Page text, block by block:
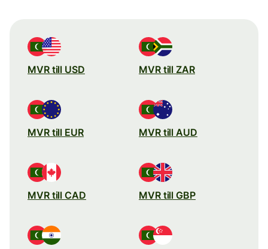
MVR till USD MVR till ZAR
MVR till EUR MVR till AUD
MVR till CAD MVR till GBP